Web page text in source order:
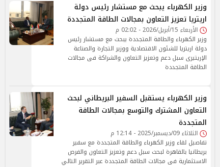
وزير الكهرباء يبحث مع مستشار رئيس دولة
اريتريا تعزيز التعاون بمجالات الطاقة المتجددة
الأربعاء 15/أبريل/2026 - 02:02 م
وزير الكهرباء والطاقة المتجددة يبحث مع مستشار رئيس
دولة اريتريا للشئون الاقتصادية ووزير التجارة والصناعة
الإريتيرى سبل دعم وتعزيز التعاون والشراكة فى مجالات
الطاقة المتجددة
وزير الكهرباء يستقبل السفير البريطاني لبحث
التعاون المشترك والتوسع بمجالات الطاقة
المتجددة
الثلاثاء 09/ديسمبر/2025 - 12:14 م
تفاصيل لقاء وزير الكهرباء والطاقة المتجددة مع سفير
بريطانيا بالقاهرة لبحث سبل دعم وتعزيز التعاون والفرص
الاستثمارية فى مجالات الطاقة المتجددة عبر التقرير التالي